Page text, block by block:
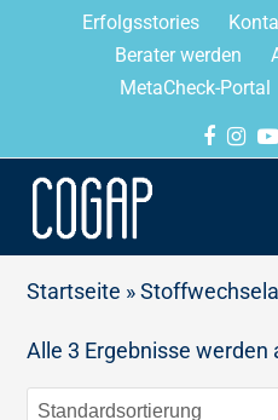
Erfolgsstories
Berater werden
MetaCheck-Portal
Startseite »
Alle 3 Ergebnisse werden